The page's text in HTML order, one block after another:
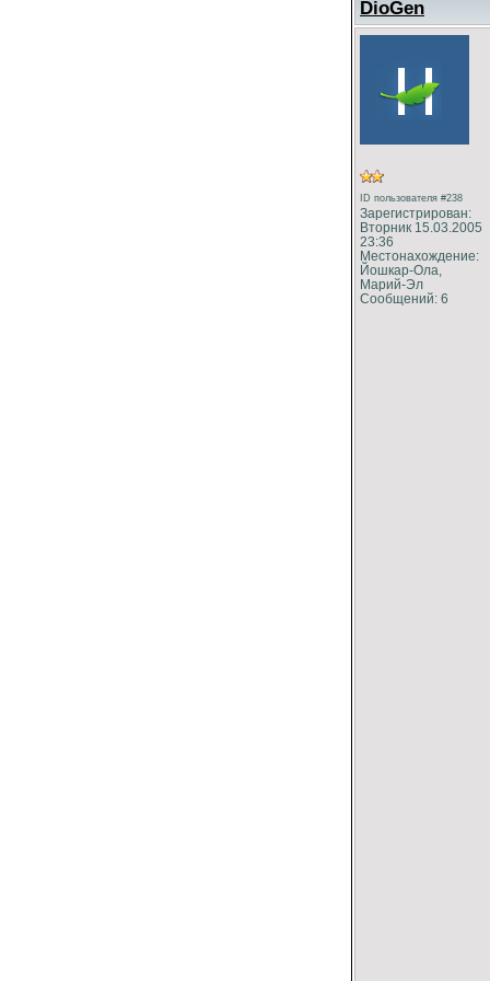
DioGen
ID пользователя #238
Зарегистрирован:
Вторник 15.03.2005
23:36
Местонахождение:
Йошкар-Ола,
Марий-Эл
Сообщений: 6